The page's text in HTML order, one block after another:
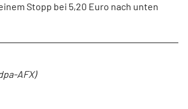
Stopp bei 5,20 Euro nach unten
AFX)